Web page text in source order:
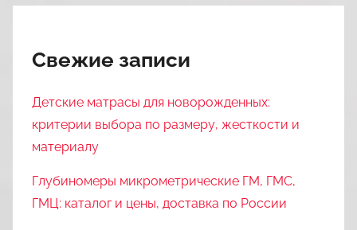
Свежие записи
Детские матрасы для новорожденных:
критерии выбора по размеру, жесткости и
материалу
Глубиномеры микрометрические ГМ, ГМС,
ГМЦ: каталог и цены, доставка по России